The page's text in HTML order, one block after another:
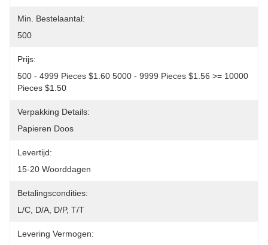
Min. Bestelaantal:
500
Prijs:
500 - 4999 Pieces $1.60 5000 - 9999 Pieces $1.56 >= 10000
Pieces $1.50
Verpakking Details:
Papieren Doos
Levertijd:
15-20 Woorddagen
Betalingscondities:
L/C, D/A, D/P, T/T
Levering Vermogen: